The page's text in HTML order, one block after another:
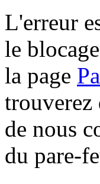
L'erreur
le
la page
trouverez
de nous
du pare-